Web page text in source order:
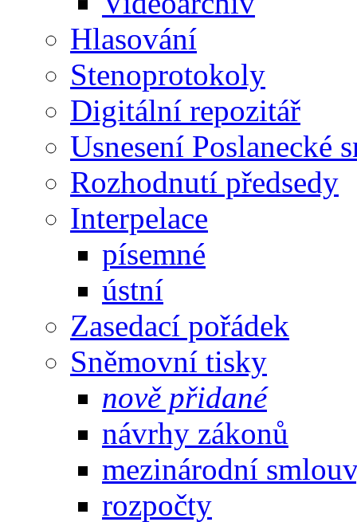
Hlasování
Stenoprotokoly
Digitální repozitář
Usnesení Poslanecké
Rozhodnutí předsedy
Interpelace
písemné
ústní
Zasedací pořádek
Sněmovní tisky
nově přidané
návrhy zákonů
mezinárodní
rozpočty